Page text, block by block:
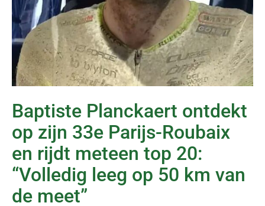
Baptiste Planckaert ontdekt
op zijn 33e Parijs-Roubaix
en rijdt meteen top 20:
“Volledig leeg op 50 km van
de meet”